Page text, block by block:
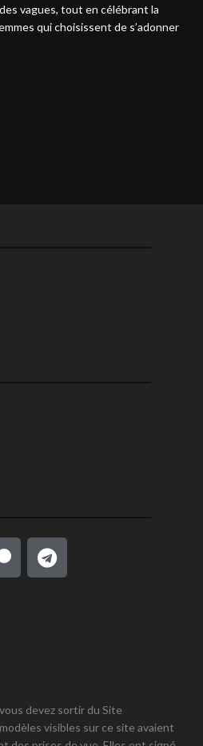
vagues, tout en célébrant la
qui choisissent de s’adonner
devez sortir du Site
visibles sur ce site avaient